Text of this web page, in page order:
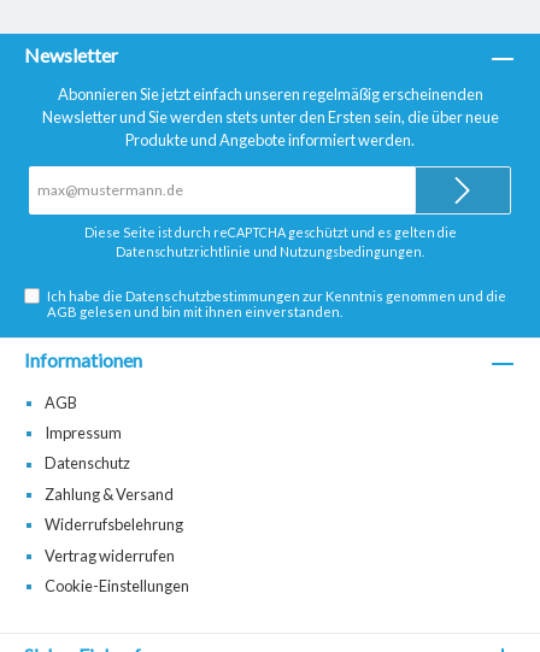
Newsletter
Abonnieren Sie jetzt einfach unseren regelmäßig erscheinenden
Newsletter und Sie werden stets unter den Ersten sein, die über neue
Produkte und Angebote informiert werden.
Adresse*
Diese Seite ist durch reCAPTCHA geschützt und es gelten die
Datenschutzrichtlinie und Nutzungsbedingungen
Ich habe dieDatenschutzbestimmungen zur Kenntnis genommen und die
AGB gelesen und bin mit ihnen einverstanden.
Informationen
AGB
Impressum
Datenschutz
Zahlung & Versand
Widerrufsbelehrung
Vertrag widerrufen
Cookie-Einstellungen